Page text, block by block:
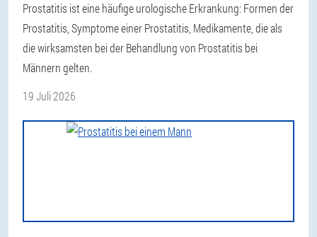
Prostatitis ist eine häufige urologische Erkrankung: Formen der
Prostatitis, Symptome einer Prostatitis, Medikamente, die als
die wirksamsten bei der Behandlung von Prostatitis bei
Männern gelten.
19 Juli 2026